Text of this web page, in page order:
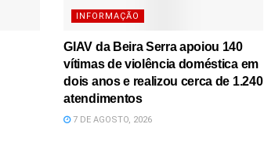
INFORMAÇÃO
GIAV da Beira Serra apoiou 140
vítimas de violência doméstica em
dois anos e realizou cerca de 1.240
atendimentos
7 DE AGOSTO, 2026